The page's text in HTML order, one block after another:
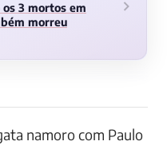
3 mortos em
morreu
namoro com Paulo